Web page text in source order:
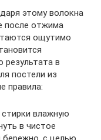
этому волокна
после отжима
ощутимо
результата в
постели из
правила:
влажную
в чистое